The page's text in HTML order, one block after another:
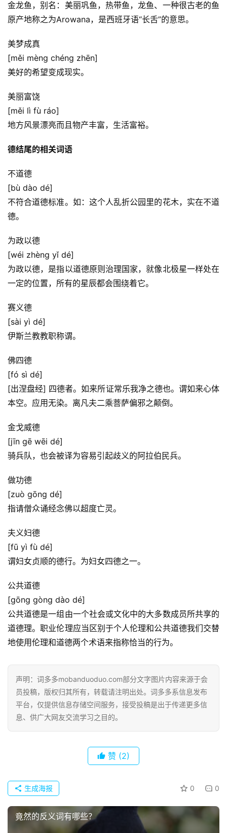
首
页
好
词
好
经
典
歌
词
今
诗
词
常
网
络
热
金龙鱼，别名：美丽巩鱼，热带鱼，龙鱼、一种很古老的鱼
原产地称之为Arowana，是西班牙语“长舌”的意思。
美梦成真
[měi mèng chéng zhēn]
美好的希望变成现实。
美丽富饶
[měi lì fù ráo]
地方风景漂亮而且物产丰富，生活富裕。
德结尾的相关词语
不道德
[bù dào dé]
不符合道德标准。如：这个人乱折公园里的花木，实在不道
德。
为政以德
[wéi zhèng yǐ dé]
为政以德，是指以道德原则治理国家，就像北极星一样处在
一定的位置，所有的星辰都会围绕着它。
赛义德
[sài yì dé]
伊斯兰教教职称谓。
佛四德
[fó sì dé]
[出涅盘经] 四德者。如来所证常乐我净之德也。谓如来心体
本空。应用无染。离凡夫二乘菩萨偏邪之颠倒。
金戈威德
[jīn gē wēi dé]
骑兵队，也会被译为容易引起歧义的阿拉伯民兵。
做功德
[zuò gōng dé]
指请僧众诵经念佛以超度亡灵。
夫义妇德
[fū yì fù dé]
谓妇女贞顺的德行。为妇女四德之一。
公共道德
[gōng gòng dào dé]
公共道德是一组由一个社会或文化中的大多数成员所共享的
道德理。职业伦理应当区别于个人伦理和公共道德我们交替
地使用伦理和道德两个术语来指称恰当的行为。
声明：词多多mobanduoduo.com部分文字图片内容来源于会
员投稿，版权归其所有，转载请注明出处。词多多系信息发布
平台，仅提供信息存储空间服务，接受投稿是出于传递更多信
息、供广大网友交流学习之目的。
赞 (2)
0 0
生成海报
竟然的反义词有哪些？